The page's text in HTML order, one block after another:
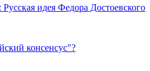
идея Федора Достоевского
консенсус"?